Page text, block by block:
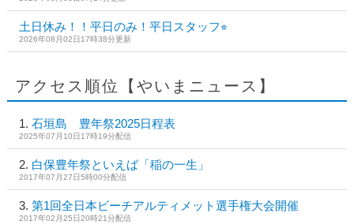
土日休み！！平日のみ！平日スタッフ⭐︎
2026年08月02日17時38分更新
アクセス順位【やいまニュース】
石垣島 豊年祭2025日程表
2025年07月10日17時19分配信
白保豊年祭といえば「稲の一生」
2017年07月27日5時00分配信
第1回全日本ビーチアルティメット選手権大会開催
2017年02月25日20時21分配信